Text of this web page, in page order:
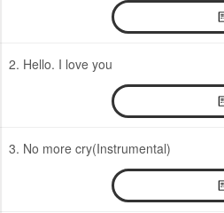
2. Hello. I love you
3. No more cry(Instrumental)